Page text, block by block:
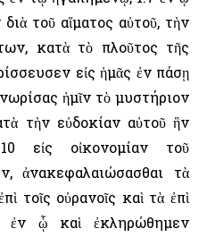
τοῦ αἵματος αὐτοῦ, τὴν
κατὰ τὸ πλοῦτος τῆς
εἰς ἡμᾶς ἐν πάσῃ
ἡμῖν τὸ μυστήριον
τὴν εὐδοκίαν αὐτοῦ ἣν
εἰς οἰκονομίαν τοῦ
ἀνακεφαλαιώσασθαι τὰ
τοῖς οὐρανοῖς καὶ τὰ ἐπὶ
ἐν ᾧ καὶ ἐκληρώθημεν